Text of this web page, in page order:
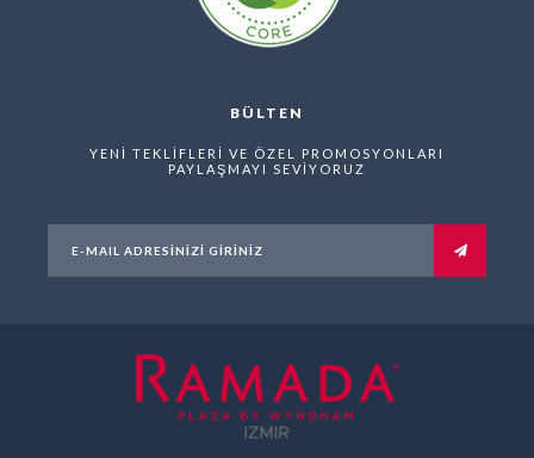
BÜLTEN
YENİ TEKLİFLERİ VE ÖZEL PROMOSYONLARI
PAYLAŞMAYI SEVİYORUZ